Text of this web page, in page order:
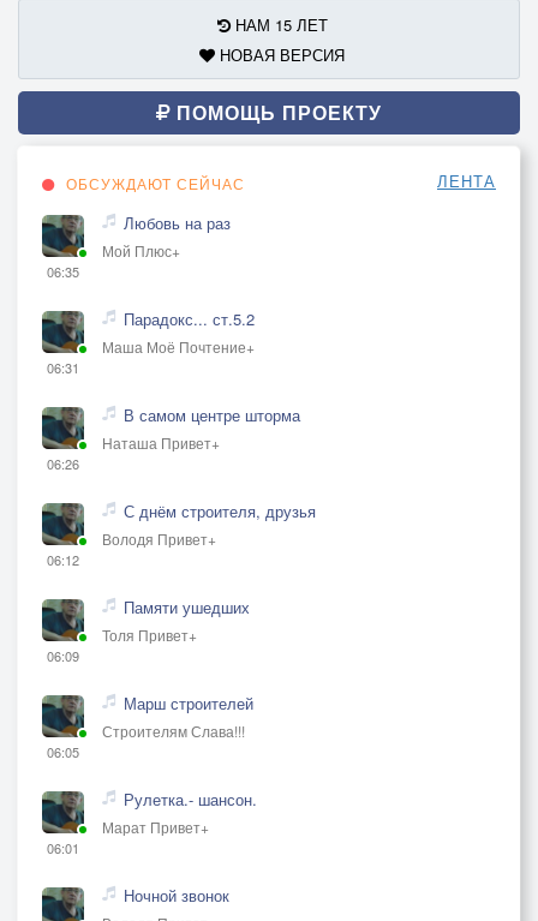
НАМ 15 ЛЕТ
НОВАЯ ВЕРСИЯ
ПОМОЩЬ ПРОЕКТУ
ОБСУЖДАЮТ СЕЙЧАС ЛЕНТА
06:35
Любовь на раз
Мой Плюс+
06:31
Парадокс... ст.5.2
Маша Моё Почтение+
06:26
В самом центре шторма
Наташа Привет+
06:12
С днём строителя, друзья
Володя Привет+
06:09
Памяти ушедших
Толя Привет+
06:05
Марш строителей
Строителям Слава!!!
06:01
Рулетка.- шансон.
Марат Привет+
Ночной звонок